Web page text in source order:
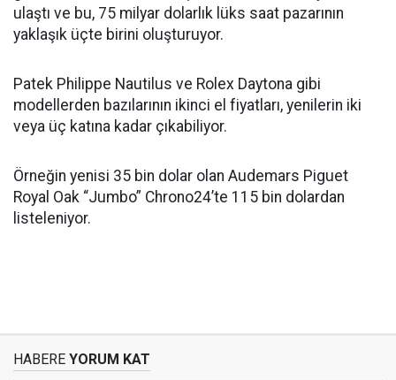
ulaştı ve bu, 75 milyar dolarlık lüks saat pazarının
yaklaşık üçte birini oluşturuyor.
Patek Philippe Nautilus ve Rolex Daytona gibi
modellerden bazılarının ikinci el fiyatları, yenilerin iki
veya üç katına kadar çıkabiliyor.
Örneğin yenisi 35 bin dolar olan Audemars Piguet
Royal Oak “Jumbo” Chrono24’te 115 bin dolardan
listeleniyor.
HABERE YORUM KAT